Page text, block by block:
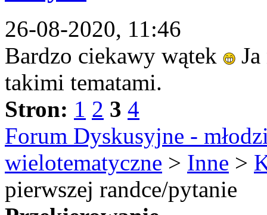
26-08-2020, 11:46
Bardzo ciekawy wątek
takimi tematami.
Stron: 1 2 3 4
Forum Dyskusyjne -
wielotematyczne > Inne >
pierwszej randce/pytanie